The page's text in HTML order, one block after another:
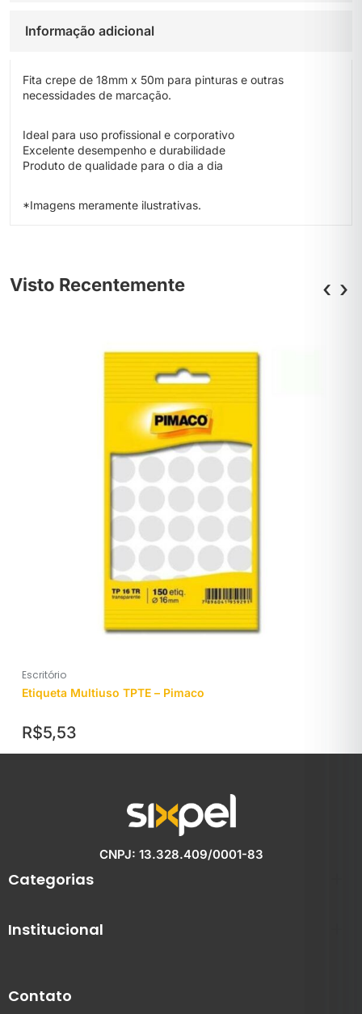
Informação adicional
Fita crepe de 18mm x 50m para pinturas e outras
necessidades de marcação.
Ideal para uso profissional e corporativo
Excelente desempenho e durabilidade
Produto de qualidade para o dia a dia
*Imagens meramente ilustrativas.
Visto Recentemente
Escritório
Etiqueta Multiuso TPTE – Pimaco
R$5,53
‹ ›
CNPJ: 13.328.409/0001-83
Categorias
Institucional
Contato